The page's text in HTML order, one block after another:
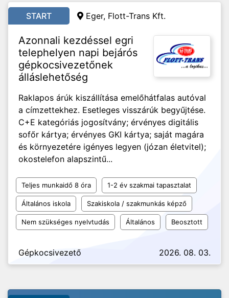
START Eger, Flott-Trans Kft.
Azonnali kezdéssel egri
telephelyen napi bejárós
gépkocsivezetőnek
álláslehetőség
Raklapos árúk kiszállítása emelőhátfalas autóval
a címzettekhez. Esetleges visszárúk begyűjtése.
C+E kategóriás jogosítvány; érvényes digitális
sofőr kártya; érvényes GKI kártya; saját magára
és környezetére igényes legyen (józan életvitel);
okostelefon alapszintű...
Teljes munkaidő 8 óra 1-2 év szakmai tapasztalat
Általános iskola Szakiskola / szakmunkás képző
Nem szükséges nyelvtudás Általános Beosztott
Gépkocsivezető 2026. 08. 03.